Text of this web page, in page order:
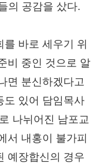
의 공감을 샀다.
바로 세우기 위
비 중인 것으로 알
면 분신하겠다고
도 있어 담임목사
나뉘어진 남포교
서 내홍이 불가피
예장합신의 경우